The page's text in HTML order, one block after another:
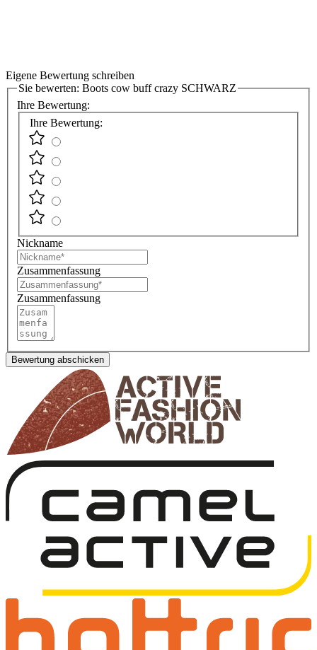
Eigene Bewertung schreiben
Sie bewerten: Boots cow buff crazy SCHWARZ
Ihre Bewertung:
Ihre Bewertung:
Nickname
Zusammenfassung
Zusammenfassung
Bewertung abschicken